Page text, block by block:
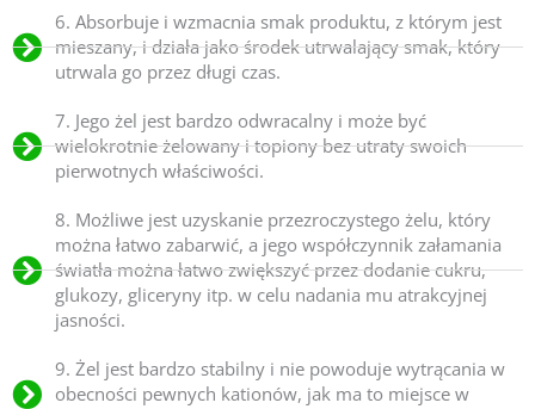
6. Absorbuje i wzmacnia smak produktu, z którym jest
mieszany, i działa jako środek utrwalający smak, który
utrwala go przez długi czas.
7. Jego żel jest bardzo odwracalny i może być
wielokrotnie żelowany i topiony bez utraty swoich
pierwotnych właściwości.
8. Możliwe jest uzyskanie przezroczystego żelu, który
można łatwo zabarwić, a jego współczynnik załamania
światła można łatwo zwiększyć przez dodanie cukru,
glukozy, gliceryny itp. w celu nadania mu atrakcyjnej
jasności.
9. Żel jest bardzo stabilny i nie powoduje wytrącania w
obecności pewnych kationów, jak ma to miejsce w